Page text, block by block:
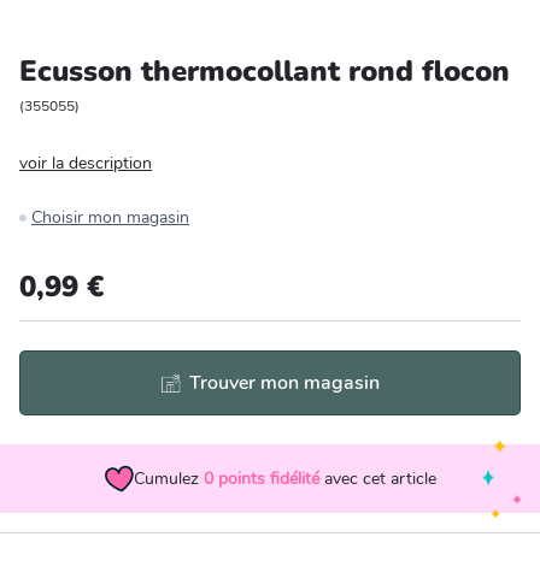
Bricolage et auto
Ecusson thermocollant rond flocon
(355055)
voir la description
Choisir mon magasin
0,99 €
Trouver mon magasin
Cumulez 0 points fidélité avec cet article